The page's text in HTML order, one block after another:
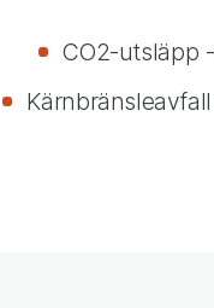
CO2-utsläpp